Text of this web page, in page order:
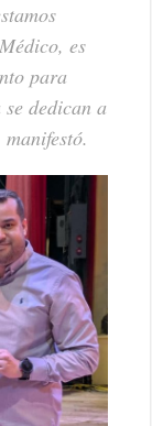
es
para
dedican a